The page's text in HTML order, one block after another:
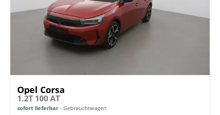
Opel Corsa
1.2T 100 AT
sofort lieferbar Gebrauchtwagen